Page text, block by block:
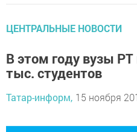
ЦЕНТРАЛЬНЫЕ НОВОСТИ
В этом году вузы
тыс. студентов
Татар-информ, 15 ноября